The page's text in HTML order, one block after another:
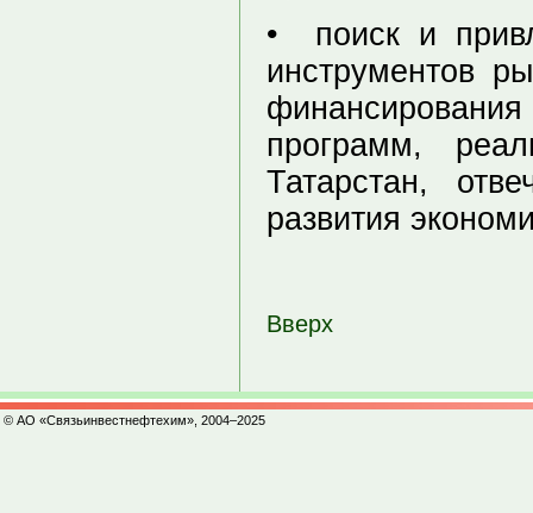
• поиск и
инструментов
программ,
Татарстан,
развития
Вверх
© АО «Связьинвестнефтехим», 2004–2025